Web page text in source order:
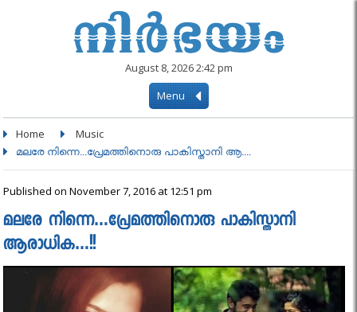
August 8, 2026 2:42 pm
Menu
Home Music
മലരേ നിന്നെ...പ്രേമത്തിനൊരു പാകിസ്താനി ആ....
Published on November 7, 2016 at 12:51 pm
മലരേ നിന്നെ…പ്രേമത്തിനൊരു പാകിസ്താനി
ആരാധിക…!!